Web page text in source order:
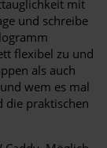
mit
und schreibe
flexibel zu und
als auch
wem es mal
die praktischen